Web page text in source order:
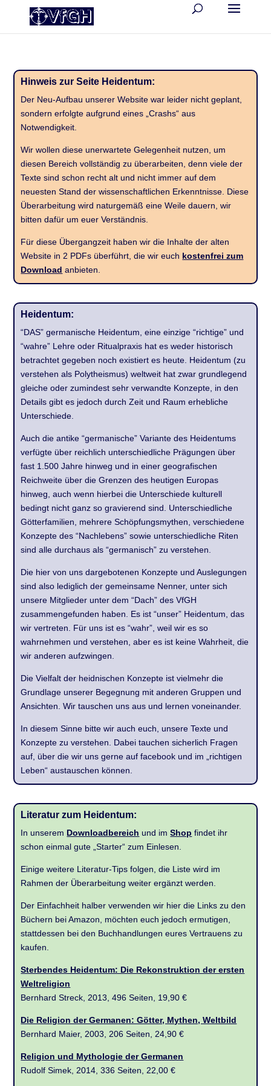
Hinweis zur Seite Heidentum:
Der Neu-Aufbau unserer Website war leider nicht geplant,
sondern erfolgte aufgrund eines „Crashs“ aus
Notwendigkeit.
Wir wollen diese unerwartete Gelegenheit nutzen, um
diesen Bereich vollständig zu überarbeiten, denn viele der
Texte sind schon recht alt und nicht immer auf dem
neuesten Stand der wissenschaftlichen Erkenntnisse. Diese
Überarbeitung wird naturgemäß eine Weile dauern, wir
bitten dafür um euer Verständnis.
Für diese Übergangzeit haben wir die Inhalte der alten
Website in 2 PDFs überführt, die wir euch kostenfrei zum
Download anbieten.
Heidentum:
“DAS” germanische Heidentum, eine einzige “richtige” und
“wahre” Lehre oder Ritualpraxis hat es weder historisch
betrachtet gegeben noch existiert es heute. Heidentum (zu
verstehen als Polytheismus) weltweit hat zwar grundlegend
gleiche oder zumindest sehr verwandte Konzepte, in den
Details gibt es jedoch durch Zeit und Raum erhebliche
Unterschiede.
Auch die antike “germanische” Variante des Heidentums
verfügte über reichlich unterschiedliche Prägungen über
fast 1.500 Jahre hinweg und in einer geografischen
Reichweite über die Grenzen des heutigen Europas
hinweg, auch wenn hierbei die Unterschiede kulturell
bedingt nicht ganz so gravierend sind. Unterschiedliche
Götterfamilien, mehrere Schöpfungsmythen, verschiedene
Konzepte des “Nachlebens” sowie unterschiedliche Riten
sind alle durchaus als “germanisch” zu verstehen.
Die hier von uns dargebotenen Konzepte und Auslegungen
sind also lediglich der gemeinsame Nenner, unter sich
unsere Mitglieder unter dem “Dach” des VfGH
zusammengefunden haben. Es ist “unser” Heidentum, das
wir vertreten. Für uns ist es “wahr”, weil wir es so
wahrnehmen und verstehen, aber es ist keine Wahrheit, die
wir anderen aufzwingen.
Die Vielfalt der heidnischen Konzepte ist vielmehr die
Grundlage unserer Begegnung mit anderen Gruppen und
Ansichten. Wir tauschen uns aus und lernen voneinander.
In diesem Sinne bitte wir auch euch, unsere Texte und
Konzepte zu verstehen. Dabei tauchen sicherlich Fragen
auf, über die wir uns gerne auf facebook und im „richtigen
Leben“ austauschen können.
Literatur zum Heidentum:
In unserem Downloadbereich und imShop findet ihr
schon einmal gute „Starter“ zum Einlesen.
Einige weitere Literatur-Tips folgen, die Liste wird im
Rahmen der Überarbeitung weiter ergänzt werden.
Der Einfachheit halber verwenden wir hier die Links zu den
Büchern bei Amazon, möchten euch jedoch ermutigen,
stattdessen bei den Buchhandlungen eures Vertrauens zu
kaufen.
Sterbendes Heidentum: Die Rekonstruktion der ersten
Weltreligion
Bernhard Streck, 2013, 496 Seiten, 19,90 €
Die Religion der Germanen: Götter, Mythen, Weltbild
Bernhard Maier, 2003, 206 Seiten, 24,90 €
Religion und Mythologie der Germanen
Rudolf Simek, 2014, 336 Seiten, 22,00 €